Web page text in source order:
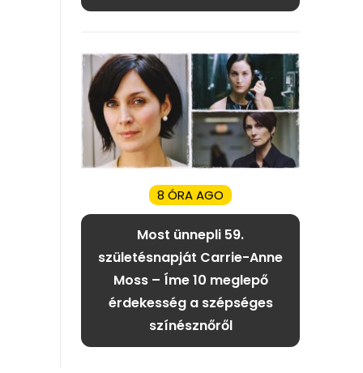
8 ÓRA AGO
Most ünnepli 59.
születésnapját Carrie-Anne
Moss – Íme 10 meglepő
érdekesség a szépséges
színésznőről